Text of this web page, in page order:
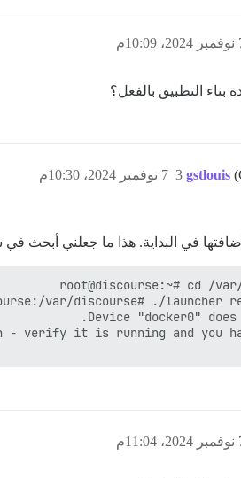
بناء التطبيق بالفعل؟
gstlouis 7 نوفمبر 2024، 10:30م 3
في البداية. هذا ما جعلني أبحث